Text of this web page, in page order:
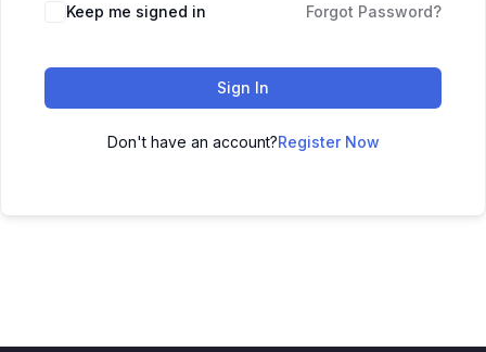
Keep me signed in Forgot Password?
Sign In
Don't have an account?Register Now